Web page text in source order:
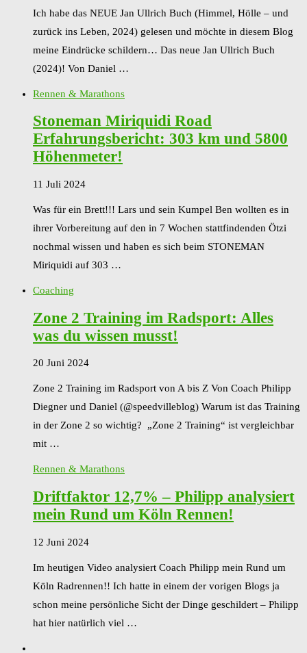
Ich habe das NEUE Jan Ullrich Buch (Himmel, Hölle – und
zurück ins Leben, 2024) gelesen und möchte in diesem Blog
meine Eindrücke schildern… Das neue Jan Ullrich Buch
(2024)! Von Daniel …
Rennen & Marathons
Stoneman Miriquidi Road
Erfahrungsbericht: 303 km und 5800
Höhenmeter!
11 Juli 2024
Was für ein Brett!!! Lars und sein Kumpel Ben wollten es in
ihrer Vorbereitung auf den in 7 Wochen stattfindenden Ötzi
nochmal wissen und haben es sich beim STONEMAN
Miriquidi auf 303 …
Coaching
Zone 2 Training im Radsport: Alles
was du wissen musst!
20 Juni 2024
Zone 2 Training im Radsport von A bis Z Von Coach Philipp
Diegner und Daniel (@speedvilleblog) Warum ist das Training
in der Zone 2 so wichtig? „Zone 2 Training“ ist vergleichbar
mit …
Rennen & Marathons
Driftfaktor 12,7% – Philipp analysiert
mein Rund um Köln Rennen!
12 Juni 2024
Im heutigen Video analysiert Coach Philipp mein Rund um
Köln Radrennen!! Ich hatte in einem der vorigen Blogs ja
schon meine persönliche Sicht der Dinge geschildert – Philipp
hat hier natürlich viel …